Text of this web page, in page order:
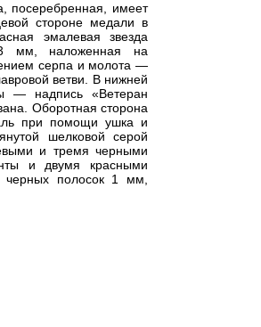
посеребренная, имеет
стороне медали в
эмалевая звезда
мм, наложенная на
серпа и молота —
ветви. В нижней
— надпись «Ветеран
Оборотная сторона
при помощи ушка и
шелковой серой
и тремя черными
и двумя красными
полосок 1 мм,